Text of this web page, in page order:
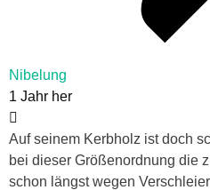
Nibelung
1 Jahr her
Auf seinem Kerbholz ist doch
bei dieser Größenordnung die
schon längst wegen